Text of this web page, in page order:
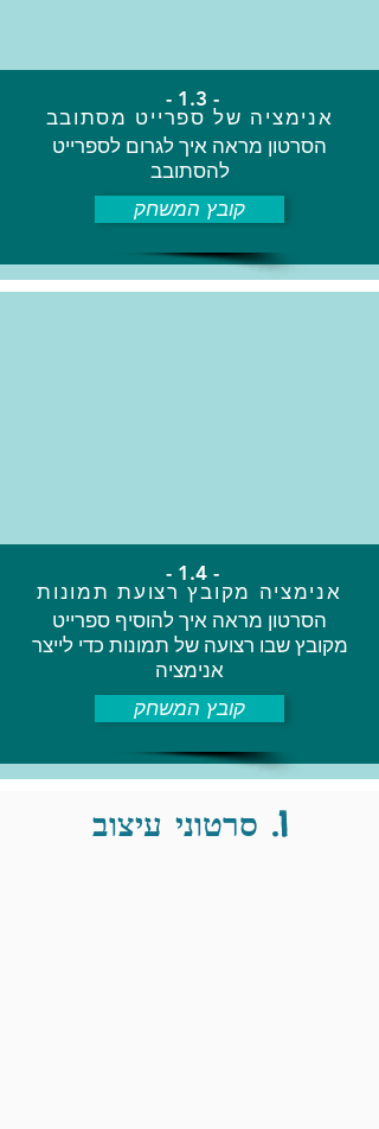
- 1.3 -
אנימציה של ספרייט מסתובב
הסרטון מראה איך לגרום לספרייט
להסתובב
קובץ המשחק
- 1.4 -
אנימציה מקובץ רצועת תמונות
הסרטון מראה איך להוסיף ספרייט
מקובץ שבו רצועה של תמונות כדי לייצר
אנימציה
קובץ המשחק
1. סרטוני עיצוב